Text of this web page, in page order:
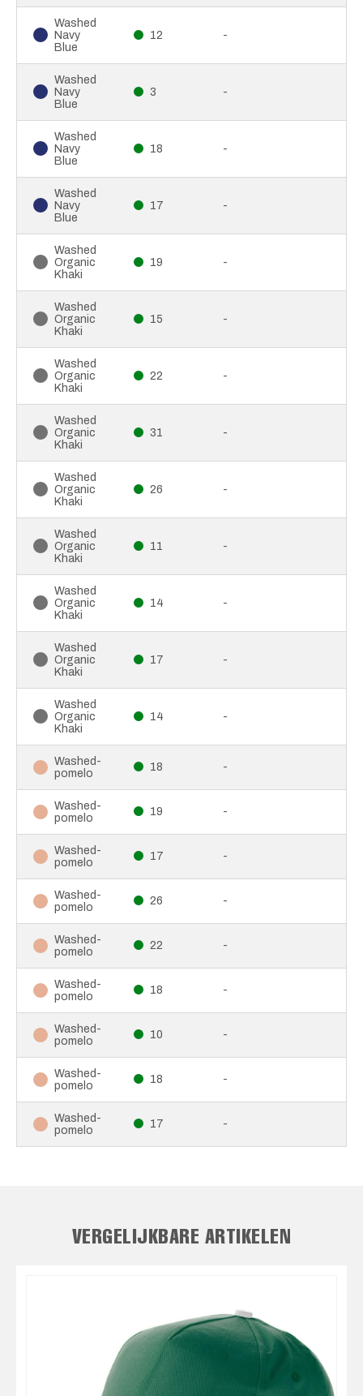
Washed
Navy
Blue
12 -
Washed
Navy
Blue
3 -
Washed
Navy
Blue
18 -
Washed
Navy
Blue
17 -
Washed
Organic
Khaki
19 -
Washed
Organic
Khaki
15 -
Washed
Organic
Khaki
22 -
Washed
Organic
Khaki
31 -
Washed
Organic
Khaki
26 -
Washed
Organic
Khaki
11 -
Washed
Organic
Khaki
14 -
Washed
Organic
Khaki
17 -
Washed
Organic
Khaki
14 -
Washed-
pomelo
18 -
Washed-
pomelo
19 -
Washed-
pomelo
17 -
Washed-
pomelo
26 -
Washed-
pomelo
22 -
Washed-
pomelo
18 -
Washed-
pomelo
10 -
Washed-
pomelo
18 -
Washed-
pomelo
17 -
VERGELIJKBARE ARTIKELEN